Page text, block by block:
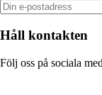
Håll kontakten
Följ oss på sociala